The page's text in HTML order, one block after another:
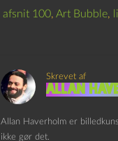
afsnit 100, Art Bubble,
Skrevet af
Allan
Allan Haverholm er
ikke gør det.